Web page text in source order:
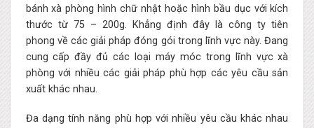
bánh xà phòng hình chữ nhật hoặc hình bầu dục với kích
thước từ 75 – 200g. Khẳng định đây là công ty tiên
phong về các giải pháp đóng gói trong lĩnh vực này. Đang
cung cấp đầy đủ các loại máy móc trong lĩnh vực xà
phòng với nhiều các giải pháp phù hợp các yêu cầu sản
xuất khác nhau.
Đa dạng tính năng phù hợp với nhiều yêu cầu khác nhau